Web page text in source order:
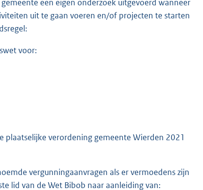
een eigen onderzoek uitgevoerd wanneer
uit te gaan voeren en/of projecten te starten
voor:
plaatselijke verordening gemeente Wierden 2021
vergunningaanvragen als er vermoedens zijn
lid van de Wet Bibob naar aanleiding van: